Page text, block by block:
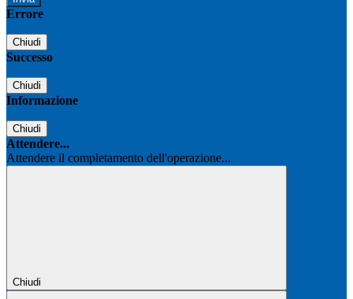
Errore
Chiudi
Successo
Chiudi
Informazione
Chiudi
Attendere...
Attendere il completamento dell'operazione...
Chiudi